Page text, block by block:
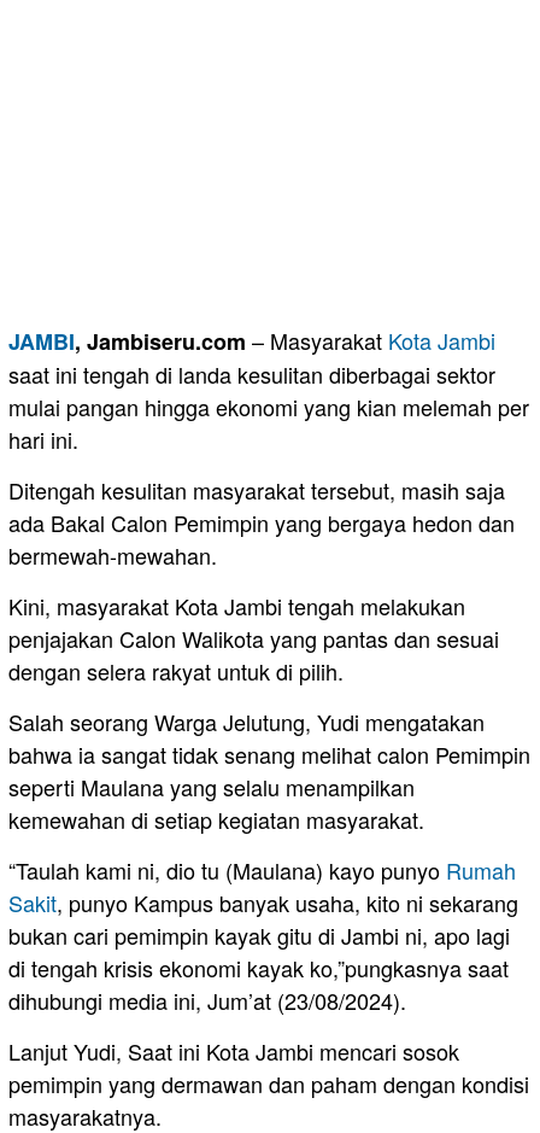
JAMBI, Jambiseru.com – Masyarakat Kota Jambi
saat ini tengah di landa kesulitan diberbagai sektor
mulai pangan hingga ekonomi yang kian melemah per
hari ini.
Ditengah kesulitan masyarakat tersebut, masih saja
ada Bakal Calon Pemimpin yang bergaya hedon dan
bermewah-mewahan.
Kini, masyarakat Kota Jambi tengah melakukan
penjajakan Calon Walikota yang pantas dan sesuai
dengan selera rakyat untuk di pilih.
Salah seorang Warga Jelutung, Yudi mengatakan
bahwa ia sangat tidak senang melihat calon Pemimpin
seperti Maulana yang selalu menampilkan
kemewahan di setiap kegiatan masyarakat.
“Taulah kami ni, dio tu (Maulana) kayo punyo Rumah
Sakit, punyo Kampus banyak usaha, kito ni sekarang
bukan cari pemimpin kayak gitu di Jambi ni, apo lagi
di tengah krisis ekonomi kayak ko,”pungkasnya saat
dihubungi media ini, Jum’at (23/08/2024).
Lanjut Yudi, Saat ini Kota Jambi mencari sosok
pemimpin yang dermawan dan paham dengan kondisi
masyarakatnya.